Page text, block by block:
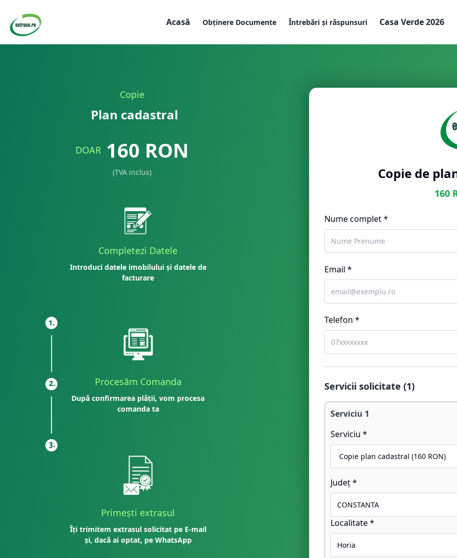
Acasă Obținere Documente Întrebări și răspunsuri Casa Verde 2026
Copie
Plan cadastral
DOAR 160 RON
(TVA inclus)
Completezi Datele
Introduci datele imobilului și datele de
facturare
Procesăm Comanda
După confirmarea plății, vom procesa
comanda ta
Primești extrasul
Îți trimitem extrasul solicitat pe E-mail
și, dacă ai optat, pe WhatsApp
Copie de
160
Nume complet *
Email *
Telefon *
Servicii solicitate (1)
Serviciu 1
Serviciu *
Județ *
Localitate *